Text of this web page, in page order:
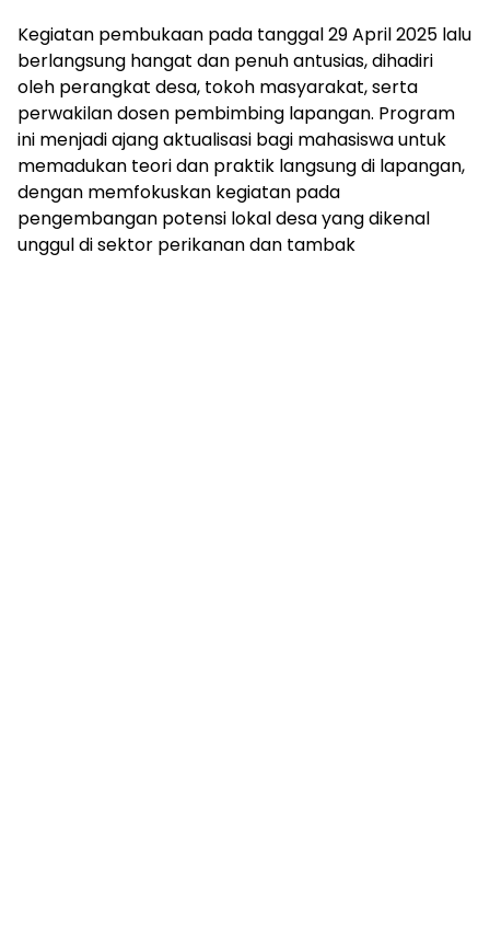
Kegiatan pembukaan pada tanggal 29 April 2025 lalu
berlangsung hangat dan penuh antusias, dihadiri
oleh perangkat desa, tokoh masyarakat, serta
perwakilan dosen pembimbing lapangan. Program
ini menjadi ajang aktualisasi bagi mahasiswa untuk
memadukan teori dan praktik langsung di lapangan,
dengan memfokuskan kegiatan pada
pengembangan potensi lokal desa yang dikenal
unggul di sektor perikanan dan tambak